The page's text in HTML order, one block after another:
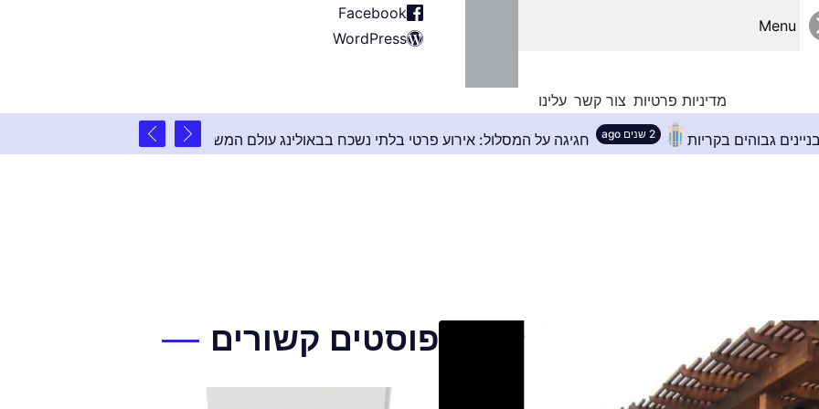
Menu
מדיניות פרטיות צור קשר עלינו
Facebook
WordPress
המושלם לבניינים גבוהים בקריות 2 שנים ago חגיגה על המסלול: אירוע פרטי בלתי נשכח בבאולינג עולם המשחקים
פוסטים קשורים